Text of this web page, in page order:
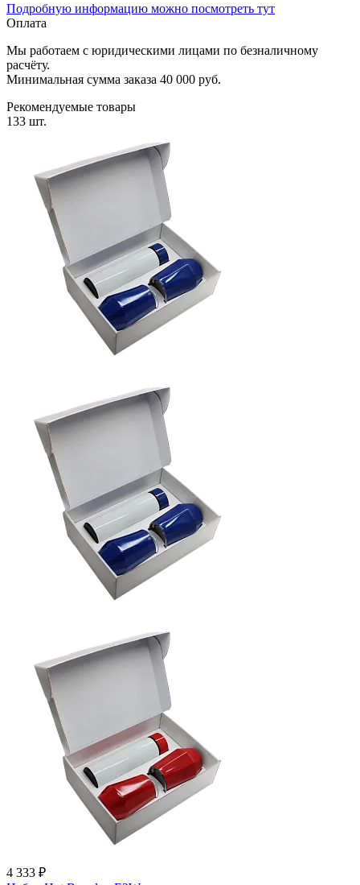
Подробную информацию можно посмотреть тут
Оплата
Мы работаем с юридическими лицами по безналичному
расчёту.
Минимальная сумма заказа 40 000 руб.
Рекомендуемые товары
133 шт.
4 333 ₽